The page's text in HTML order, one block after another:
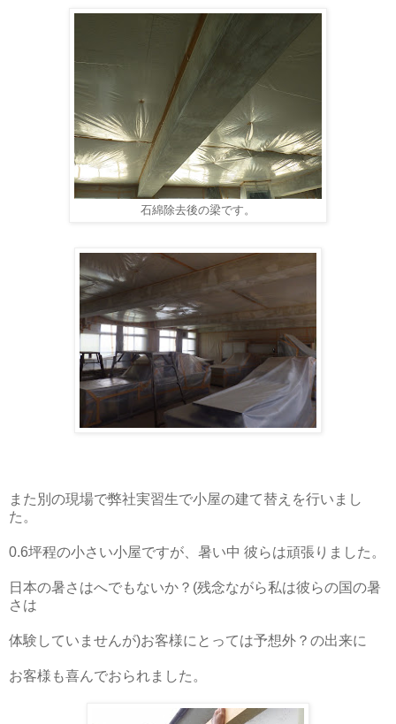
石綿除去後の梁です。
また別の現場で弊社実習生で小屋の建て替えを行いまし
た。
0.6坪程の小さい小屋ですが、暑い中 彼らは頑張りました。
日本の暑さはへでもないか？(残念ながら私は彼らの国の暑
さは
体験していませんが)お客様にとっては予想外？の出来に
お客様も喜んでおられました。